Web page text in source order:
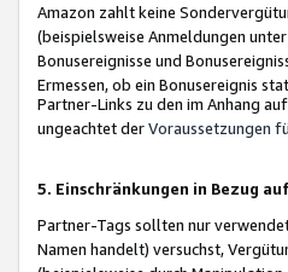
Amazon zahlt keine
(beispielsweise Anmeldungen
Bonusereignisse und
Ermessen, ob ein Bonusereignis
Partner-Links zu den im Anhang
ungeachtet derVoraussetzungen
5. Einschränkungen in Bezug
Partner-Tags sollten nur
Namen handelt) versuchst,